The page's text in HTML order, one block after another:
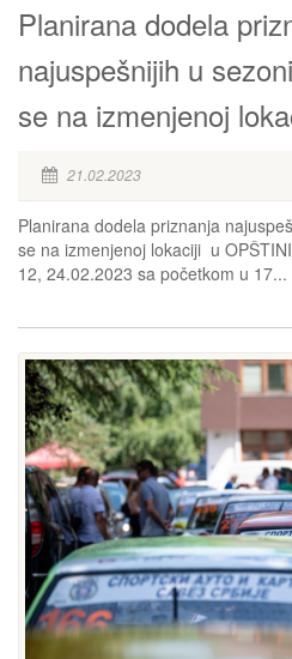
Planirana dodela
najuspešnijih u
se na izmenjenoj
21.02.2023
Planirana dodela priznanja
se na izmenjenoj lokaciji u
12, 24.02.2023 sa početkom u 17...